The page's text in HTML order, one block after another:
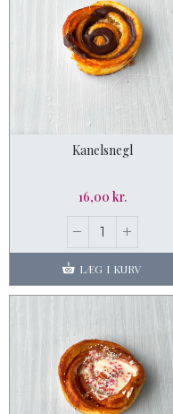
Kanelsnegl
16,00 kr.
LÆG I KURV